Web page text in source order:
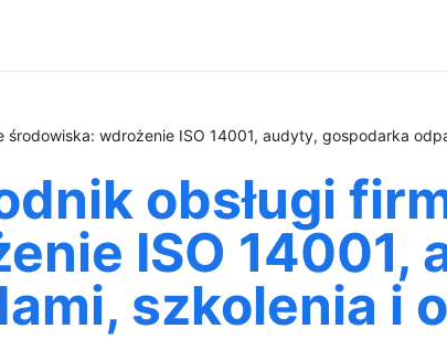
środowiska: wdrożenie ISO 14001, audyty, gospodarka
obsługi
ISO 14001,
szkolenia i